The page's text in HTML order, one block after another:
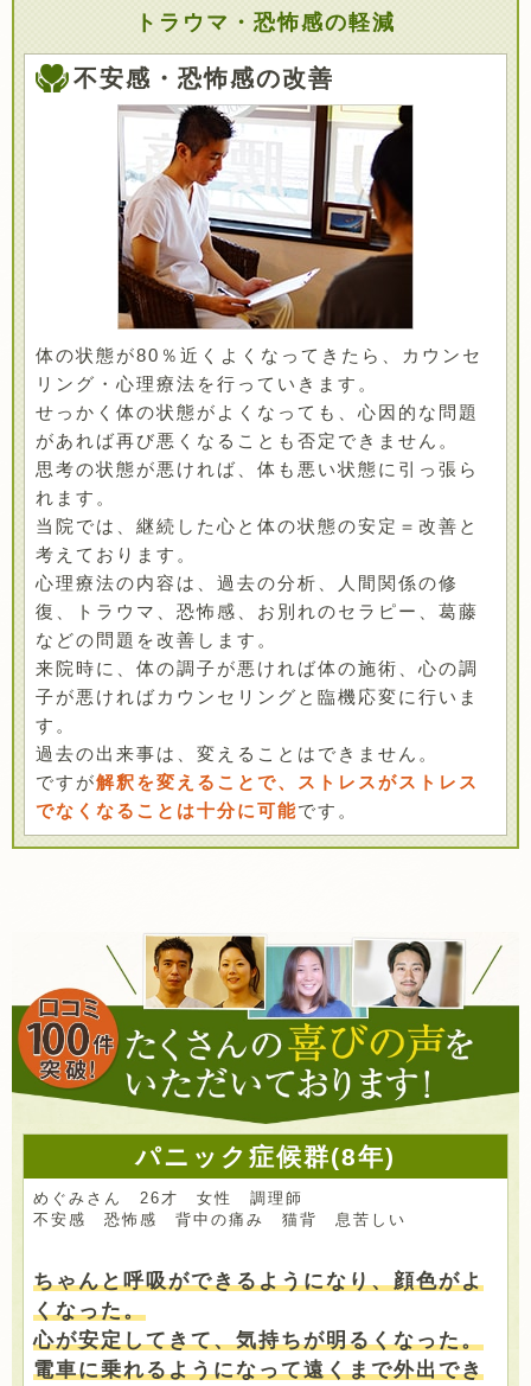
トラウマ・恐怖感の軽減
不安感・恐怖感の改善
体の状態が80％近くよくなってきたら、カウンセ
リング・心理療法を行っていきます。
せっかく体の状態がよくなっても、心因的な問題
があれば再び悪くなることも否定できません。
思考の状態が悪ければ、体も悪い状態に引っ張ら
れます。
当院では、継続した心と体の状態の安定＝改善と
考えております。
心理療法の内容は、過去の分析、人間関係の修
復、トラウマ、恐怖感、お別れのセラピー、葛藤
などの問題を改善します。
来院時に、体の調子が悪ければ体の施術、心の調
子が悪ければカウンセリングと臨機応変に行いま
す。
過去の出来事は、変えることはできません。
ですが解釈を変えることで、ストレスがストレス
でなくなることは十分に可能です。
パニック症候群(8年)
めぐみさん 26才 女性 調理師
不安感 恐怖感 背中の痛み 猫背 息苦しい
ちゃんと呼吸ができるようになり、顔色がよ
くなった。
心が安定してきて、気持ちが明るくなった。
電車に乗れるようになって遠くまで外出でき